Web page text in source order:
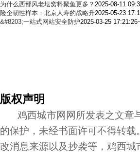
为什么西部风老坛窝料聚鱼更多？ 2025-08-11
险企韧性样本：北京人寿的战略升2025-05-23
&#8203;一站式网站安全防护2025-03-25 17:21:26
版权声明
鸡西城市网网所发表之文章
的保护，未经书面许可不得转
改消息来源以及抄袭等，鸡西